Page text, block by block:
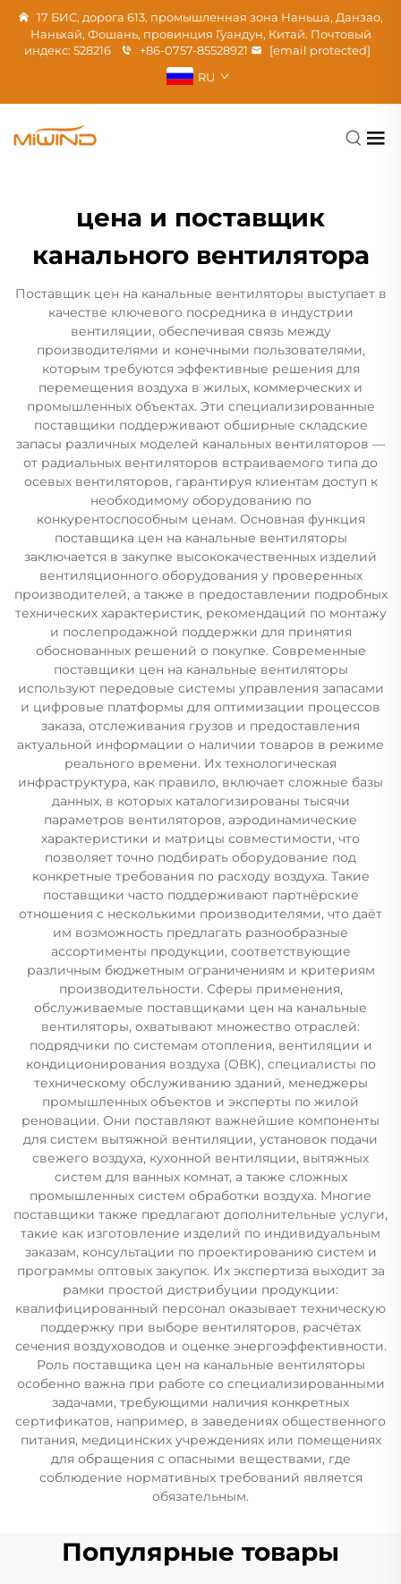
17 БИС, дорога 613, промышленная зона Наньша, Данзао,
Наньхай, Фошань, провинция Гуандун, Китай. Почтовый
индекс: 528216
+86-0757-85528921
[email protected]
RU
цена и поставщик
канального вентилятора
Поставщик цен на канальные вентиляторы выступает в
качестве ключевого посредника в индустрии
вентиляции, обеспечивая связь между
производителями и конечными пользователями,
которым требуются эффективные решения для
перемещения воздуха в жилых, коммерческих и
промышленных объектах. Эти специализированные
поставщики поддерживают обширные складские
запасы различных моделей канальных вентиляторов —
от радиальных вентиляторов встраиваемого типа до
осевых вентиляторов, гарантируя клиентам доступ к
необходимому оборудованию по
конкурентоспособным ценам. Основная функция
поставщика цен на канальные вентиляторы
заключается в закупке высококачественных изделий
вентиляционного оборудования у проверенных
производителей, а также в предоставлении подробных
технических характеристик, рекомендаций по монтажу
и послепродажной поддержки для принятия
обоснованных решений о покупке. Современные
поставщики цен на канальные вентиляторы
используют передовые системы управления запасами
и цифровые платформы для оптимизации процессов
заказа, отслеживания грузов и предоставления
актуальной информации о наличии товаров в режиме
реального времени. Их технологическая
инфраструктура, как правило, включает сложные базы
данных, в которых каталогизированы тысячи
параметров вентиляторов, аэродинамические
характеристики и матрицы совместимости, что
позволяет точно подбирать оборудование под
конкретные требования по расходу воздуха. Такие
поставщики часто поддерживают партнёрские
отношения с несколькими производителями, что даёт
им возможность предлагать разнообразные
ассортименты продукции, соответствующие
различным бюджетным ограничениям и критериям
производительности. Сферы применения,
обслуживаемые поставщиками цен на канальные
вентиляторы, охватывают множество отраслей:
подрядчики по системам отопления, вентиляции и
кондиционирования воздуха (ОВК), специалисты по
техническому обслуживанию зданий, менеджеры
промышленных объектов и эксперты по жилой
реновации. Они поставляют важнейшие компоненты
для систем вытяжной вентиляции, установок подачи
свежего воздуха, кухонной вентиляции, вытяжных
систем для ванных комнат, а также сложных
промышленных систем обработки воздуха. Многие
поставщики также предлагают дополнительные услуги,
такие как изготовление изделий по индивидуальным
заказам, консультации по проектированию систем и
программы оптовых закупок. Их экспертиза выходит за
рамки простой дистрибуции продукции:
квалифицированный персонал оказывает техническую
поддержку при выборе вентиляторов, расчётах
сечения воздуховодов и оценке энергоэффективности.
Роль поставщика цен на канальные вентиляторы
особенно важна при работе со специализированными
задачами, требующими наличия конкретных
сертификатов, например, в заведениях общественного
питания, медицинских учреждениях или помещениях
для обращения с опасными веществами, где
соблюдение нормативных требований является
обязательным.
Популярные товары